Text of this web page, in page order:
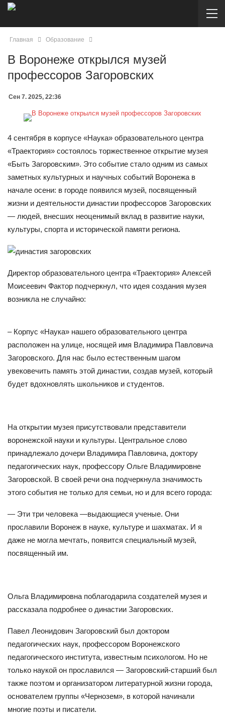
Главная Образование
В Воронеже открылся музей
профессоров Загоровских
Сен 7. 2025, 22:36
4 сентября в корпусе «Наука» образовательного центра
«Траектория» состоялось торжественное открытие музея
«Быть Загоровским». Это событие стало одним из самых
заметных культурных и научных событий Воронежа в
начале осени: в городе появился музей, посвященный
жизни и деятельности династии профессоров Загоровских
— людей, внесших неоценимый вклад в развитие науки,
культуры, спорта и исторической памяти региона.
Директор образовательного центра «Траектория» Алексей
Моисеевич Фактор подчеркнул, что идея создания музея
возникла не случайно:
– Корпус «Наука» нашего образовательного центра
расположен на улице, носящей имя Владимира Павловича
Загоровского. Для нас было естественным шагом
увековечить память этой династии, создав музей, который
будет вдохновлять школьников и студентов.
На открытии музея присутствовали представители
воронежской науки и культуры. Центральное слово
принадлежало дочери Владимира Павловича, доктору
педагогических наук, профессору Ольге Владимировне
Загоровской. В своей речи она подчеркнула значимость
этого события не только для семьи, но и для всего города:
— Эти три человека —выдающиеся ученые. Они
прославили Воронеж в науке, культуре и шахматах. И я
даже не могла мечтать, появится специальный музей,
посвященный им.
Ольга Владимировна поблагодарила создателей музея и
рассказала подробнее о династии Загоровских.
Павел Леонидович Загоровский был доктором
педагогических наук, профессором Воронежского
педагогического института, известным психологом. Но не
только наукой он прославился — Загоровский-старший был
также поэтом и организатором литературной жизни города,
основателем группы «Чернозем», в которой начинали
многие поэты и писатели.